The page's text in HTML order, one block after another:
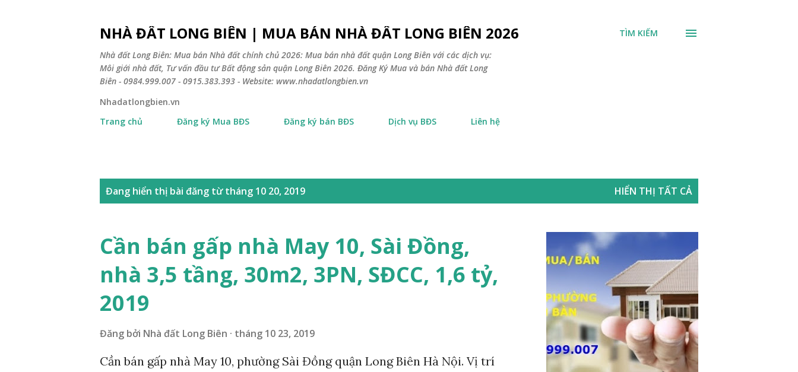
NHÀ ĐẤT LONG BIÊN | MUA BÁN NHÀ ĐẤT LONG BIÊN 2026
Nhà đất Long Biên: Mua bán Nhà đất chính chủ 2026: Mua bán nhà đất quận Long Biên với các dịch vụ:
Môi giới nhà đất, Tư vấn đầu tư Bất động sản quận Long Biên 2026. Đăng Ký Mua và bán Nhà đất Long
Biên - 0984.999.007 - 0915.383.393 - Website: www.nhadatlongbien.vn
TÌM KIẾM
Nhadatlongbien.vn
Trang chủ
Đăng ký Mua BĐS Đăng ký bán BĐS Dịch vụ BĐS Liên hệ
Đang hiển thị bài đăng từ tháng 10 20, 2019 HIỂN THỊ TẤT CẢ
Cần bán gấp nhà May 10, Sài Đồng,
nhà 3,5 tầng, 30m2, 3PN, SĐCC, 1,6 tỷ,
2019
Đăng bởi Nhà đất Long Biên tháng 10 23, 2019
Cần bán gấp nhà May 10, phường Sài Đồng quận Long Biên Hà Nội. Vị trí